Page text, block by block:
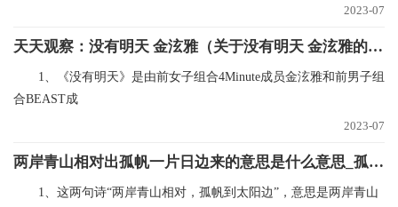
2023-07
天天观察：没有明天 金泫雅（关于没有明天 金泫雅的基本详情介绍）
1、《没有明天》是由前女子组合4Minute成员金泫雅和前男子组
合BEAST成
2023-07
两岸青山相对出孤帆一片日边来的意思是什么意思_孤帆一片日边来诗句译文|世界速看
1、这两句诗“两岸青山相对，孤帆到太阳边”，意思是两岸青山